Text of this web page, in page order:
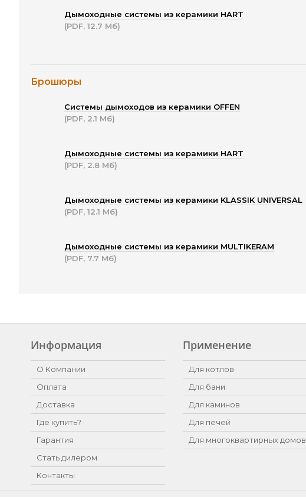
Дымоходные системы из керамики HART
(PDF, 12.7 Мб)
Брошюры
Системы дымоходов из керамики OFFEN
(PDF, 2.1 Мб)
Дымоходные системы из керамики HART
(PDF, 2.8 Мб)
Дымоходные системы из керамики KLASSIK UNIVERSAL
(PDF, 12.1 Мб)
Дымоходные системы из керамики MULTIKERAM
(PDF, 7.7 Мб)
Информация
О Компании
Оплата
Доставка
Где купить?
Гарантия
Стать дилером
Контакты
Применение
Для котлов
Для бани
Для каминов
Для печей
Для многоквартирных домов